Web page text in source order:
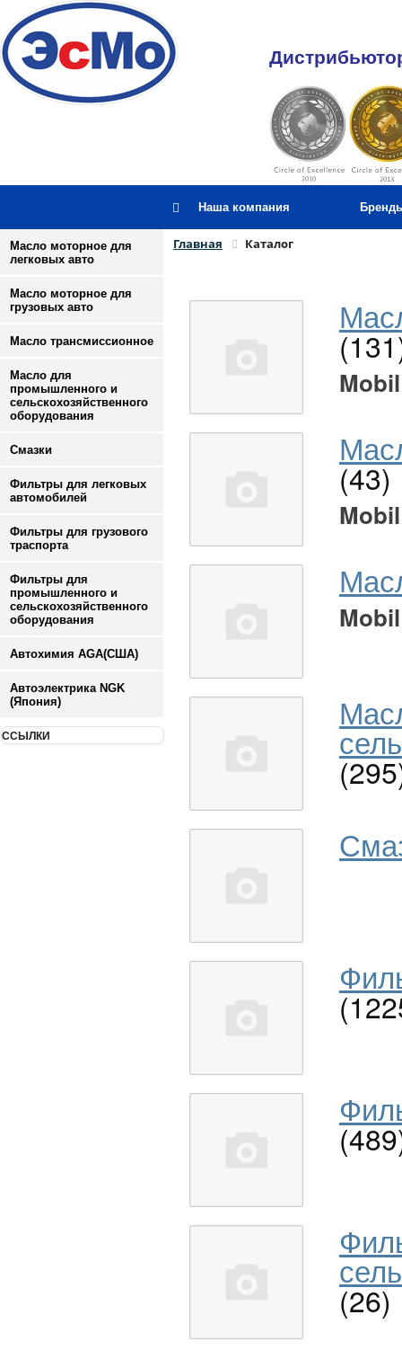
Наша компания
Масло моторное для
легковых авто
Масло моторное для
грузовых авто
Масло трансмиссионное
Масло для
промышленного и
сельскохозяйственного
оборудования
Смазки
Фильтры для легковых
автомобилей
Фильтры для грузового
траспорта
Фильтры для
промышленного и
сельскохозяйственного
оборудования
Автохимия AGA(США)
Автоэлектрика NGK
(Япония)
ССЫЛКИ
Главная Каталог
Mobil
(43)
Mobil
Mobil
(26)